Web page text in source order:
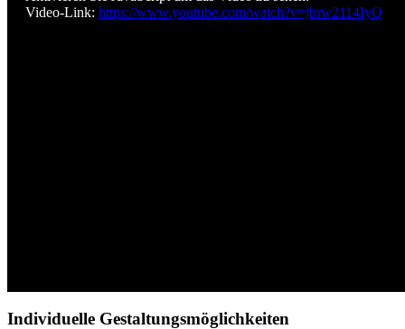
Video-Link: https://www.youtube.com/watch?v=jbrw2114IyQ
Individuelle Gestaltungsmöglichkeiten